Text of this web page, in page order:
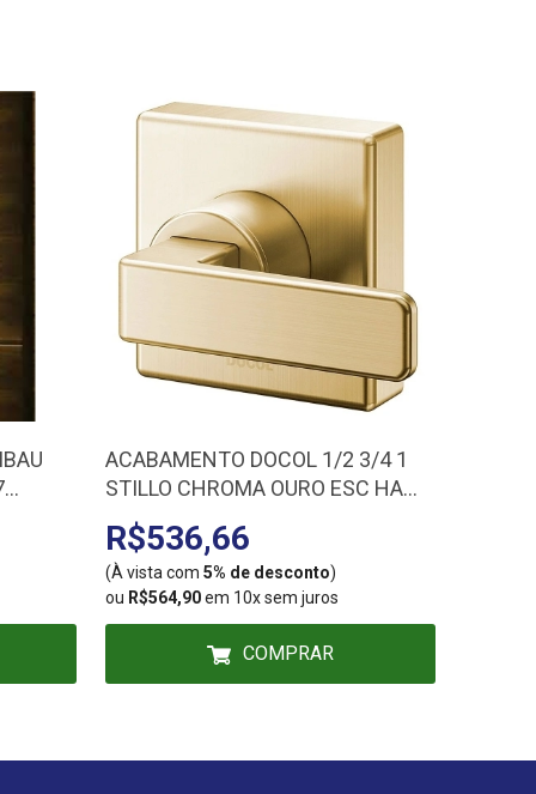
ACABAMENTO DOCOL 1/2 3/4 1
STILLO CHROMA OURO ESC HA
823972
R$536,66
(À vista com 5% de desconto)
ou R$564,90em 10x sem juros
COMPRAR